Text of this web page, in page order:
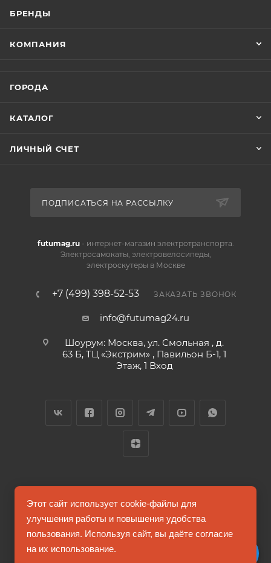
БРЕНДЫ
КОМПАНИЯ
ГОРОДА
КАТАЛОГ
ЛИЧНЫЙ СЧЕТ
ПОДПИСАТЬСЯ НА РАССЫЛКУ
futumag.ru- интернет-магазин электротранспорта.
Электросамокаты, электровелосипеды,
электроскутеры в Москве
+7 (499) 398-52-53 ЗАКАЗАТЬ ЗВОНОК
info@futumag24.ru
Шоурум: Москва, ул. Смольная , д.
63 Б, ТЦ «Экстрим» , Павильон Б-1, 1
Этаж, 1 Вход
2026 © FUTUMAG.RU
Информация на сайте не является публичной офертой
Этот сайт использует cookie-файлы для
улучшения работы и повышения удобства
пользования. Используя сайт, вы даёте согласие
на их использование.